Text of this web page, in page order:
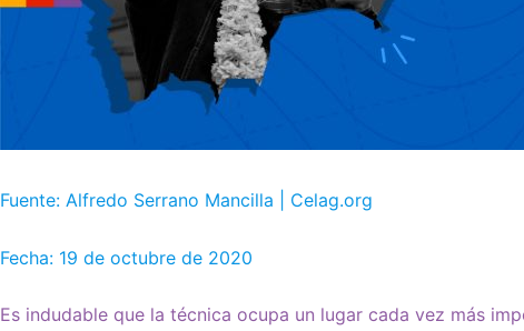
Fuente: Alfredo Serrano Mancilla | Celag.org
Fecha: 19 de octubre de 2020
Es indudable que la técnica ocupa un lugar cada vez más